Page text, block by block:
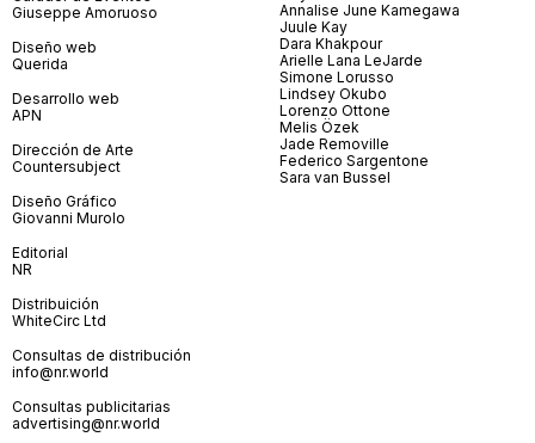
Giuseppe Amoruoso
Diseño web
Querida
Desarrollo web
APN
Dirección de Arte
Countersubject
Diseño Gráfico
Giovanni Murolo
Editorial
NR
Distribuición
WhiteCirc Ltd
Consultas de distribución
info@nr.world
Consultas publicitarias
advertising@nr.world
Annalise June Kamegawa
Juule Kay
Dara Khakpour
Arielle Lana LeJarde
Simone Lorusso
Lindsey Okubo
Lorenzo Ottone
Melis Özek
Jade Removille
Federico Sargentone
Sara van Bussel